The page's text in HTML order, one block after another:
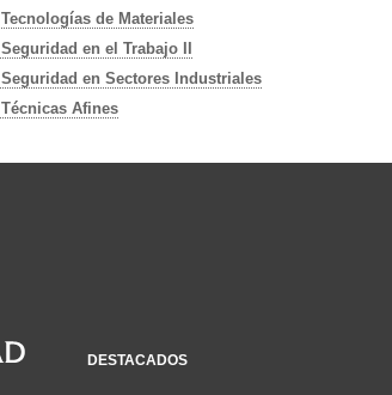
Tecnologías de Materiales
Seguridad en el Trabajo II
Seguridad en Sectores Industriales
Técnicas Afines
DESTACADOS